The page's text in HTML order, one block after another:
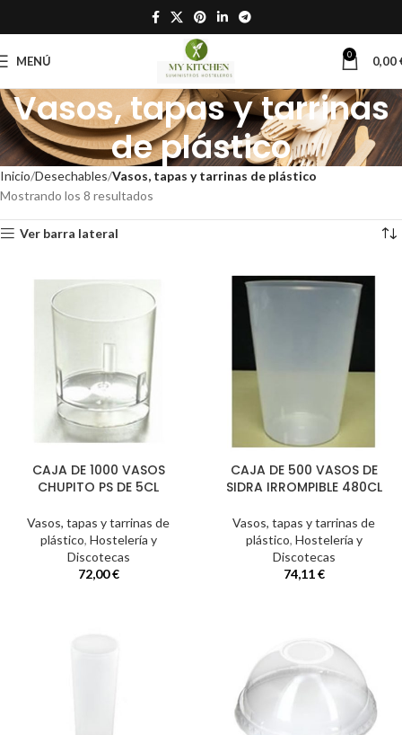
MENÚ 0 0,00
Vasos, tapas y tarrinas
de plástico
Inicio Desechables Vasos, tapas y tarrinas de plástico
Mostrando los 8 resultados
Ver barra lateral
CAJA DE 1000 VASOS
CHUPITO PS DE 5CL
Vasos, tapas y tarrinas de
plástico, Hostelería y
Discotecas
72,00€
CAJA DE 500 VASOS DE
SIDRA IRROMPIBLE 480CL
Vasos, tapas y tarrinas de
plástico, Hostelería y
Discotecas
74,11€